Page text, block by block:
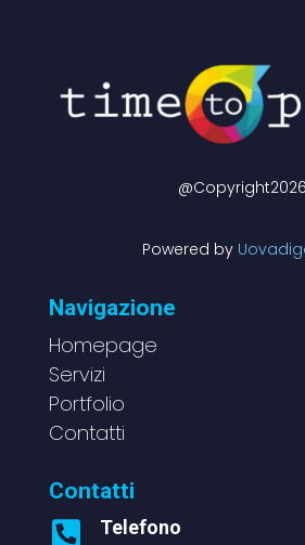
@Copyright2026
Powered by
Navigazione
Homepage
Servizi
Portfolio
Contatti
Contatti
 Telefono